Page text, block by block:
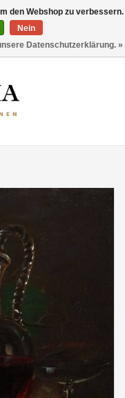
den Webshop zu verbessern.
Nein
Datenschutzerklärung. »